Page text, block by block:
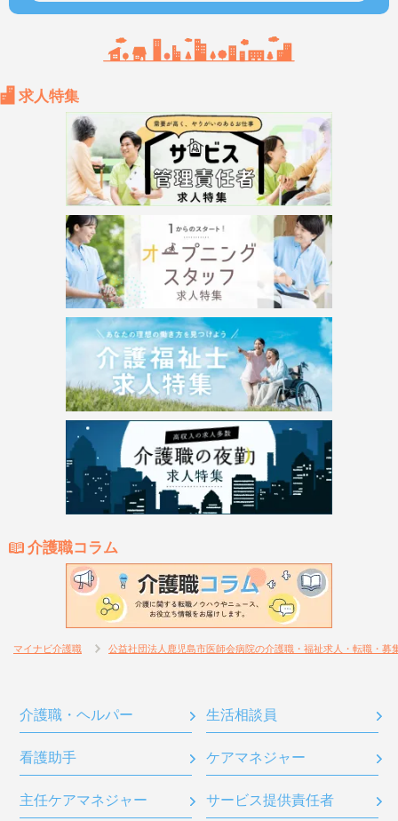
求人特集
介護職コラム
マイナビ介護職 公益社団法人鹿児島市医師会病院の介護職・福祉求人・転職・募
介護職・ヘルパー 生活相談員
看護助手 ケアマネジャー
主任ケアマネジャー サービス提供責任者